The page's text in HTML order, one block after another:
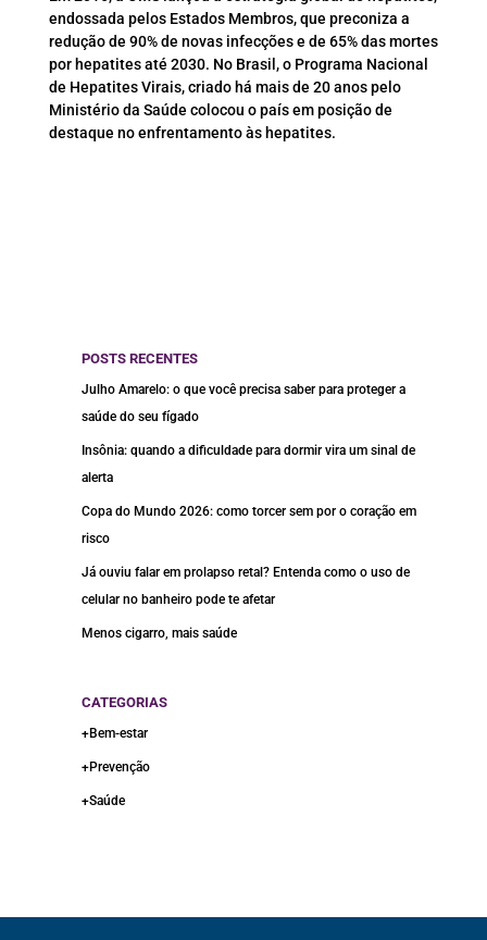
endossada pelos Estados Membros, que preconiza a
redução de 90% de novas infecções e de 65% das mortes
por hepatites até 2030. No Brasil, o Programa Nacional
de Hepatites Virais, criado há mais de 20 anos pelo
Ministério da Saúde colocou o país em posição de
destaque no enfrentamento às hepatites.
POSTS RECENTES
Julho Amarelo: o que você precisa saber para proteger a
saúde do seu fígado
Insônia: quando a dificuldade para dormir vira um sinal de
alerta
Copa do Mundo 2026: como torcer sem por o coração em
risco
Já ouviu falar em prolapso retal? Entenda como o uso de
celular no banheiro pode te afetar
Menos cigarro, mais saúde
CATEGORIAS
+Bem-estar
+Prevenção
+Saúde